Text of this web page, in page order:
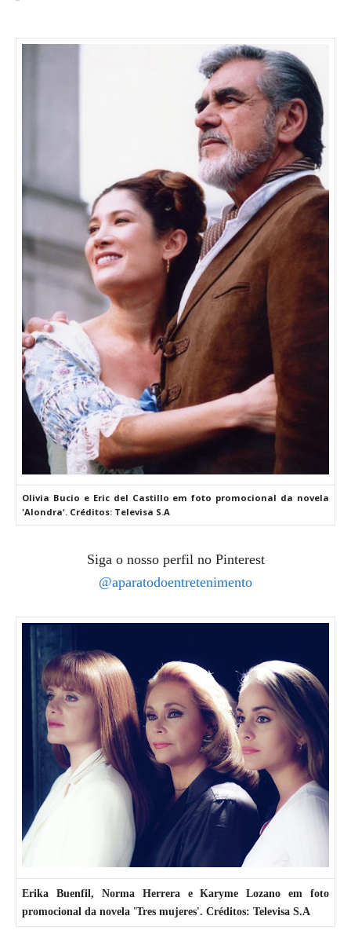
Olivia Bucio e Eric del Castillo em foto promocional da novela
'Alondra'. Créditos: Televisa S.A
Siga o nosso perfil no Pinterest
@aparatodoentretenimento
Erika Buenfil, Norma Herrera e Karyme Lozano em foto
promocional da novela 'Tres mujeres'. Créditos: Televisa S.A